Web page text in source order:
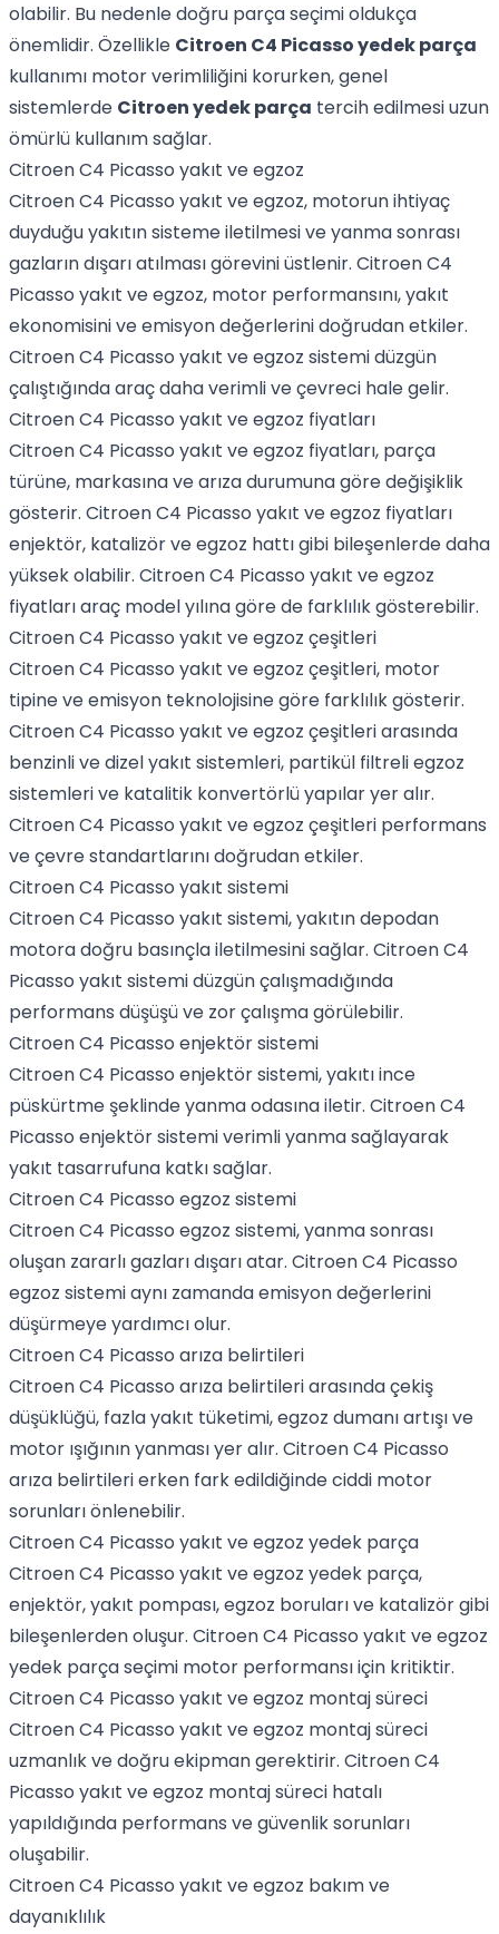
olabilir. Bu nedenle doğru parça seçimi oldukça
önemlidir. Özellikle Citroen C4 Picasso yedek parça
kullanımı motor verimliliğini korurken, genel
sistemlerde Citroen yedek parça tercih edilmesi uzun
ömürlü kullanım sağlar.
Citroen C4 Picasso yakıt ve egzoz
Citroen C4 Picasso yakıt ve egzoz, motorun ihtiyaç
duyduğu yakıtın sisteme iletilmesi ve yanma sonrası
gazların dışarı atılması görevini üstlenir. Citroen C4
Picasso yakıt ve egzoz, motor performansını, yakıt
ekonomisini ve emisyon değerlerini doğrudan etkiler.
Citroen C4 Picasso yakıt ve egzoz sistemi düzgün
çalıştığında araç daha verimli ve çevreci hale gelir.
Citroen C4 Picasso yakıt ve egzoz fiyatları
Citroen C4 Picasso yakıt ve egzoz fiyatları, parça
türüne, markasına ve arıza durumuna göre değişiklik
gösterir. Citroen C4 Picasso yakıt ve egzoz fiyatları
enjektör, katalizör ve egzoz hattı gibi bileşenlerde daha
yüksek olabilir. Citroen C4 Picasso yakıt ve egzoz
fiyatları araç model yılına göre de farklılık gösterebilir.
Citroen C4 Picasso yakıt ve egzoz çeşitleri
Citroen C4 Picasso yakıt ve egzoz çeşitleri, motor
tipine ve emisyon teknolojisine göre farklılık gösterir.
Citroen C4 Picasso yakıt ve egzoz çeşitleri arasında
benzinli ve dizel yakıt sistemleri, partikül filtreli egzoz
sistemleri ve katalitik konvertörlü yapılar yer alır.
Citroen C4 Picasso yakıt ve egzoz çeşitleri performans
ve çevre standartlarını doğrudan etkiler.
Citroen C4 Picasso yakıt sistemi
Citroen C4 Picasso yakıt sistemi, yakıtın depodan
motora doğru basınçla iletilmesini sağlar. Citroen C4
Picasso yakıt sistemi düzgün çalışmadığında
performans düşüşü ve zor çalışma görülebilir.
Citroen C4 Picasso enjektör sistemi
Citroen C4 Picasso enjektör sistemi, yakıtı ince
püskürtme şeklinde yanma odasına iletir. Citroen C4
Picasso enjektör sistemi verimli yanma sağlayarak
yakıt tasarrufuna katkı sağlar.
Citroen C4 Picasso egzoz sistemi
Citroen C4 Picasso egzoz sistemi, yanma sonrası
oluşan zararlı gazları dışarı atar. Citroen C4 Picasso
egzoz sistemi aynı zamanda emisyon değerlerini
düşürmeye yardımcı olur.
Citroen C4 Picasso arıza belirtileri
Citroen C4 Picasso arıza belirtileri arasında çekiş
düşüklüğü, fazla yakıt tüketimi, egzoz dumanı artışı ve
motor ışığının yanması yer alır. Citroen C4 Picasso
arıza belirtileri erken fark edildiğinde ciddi motor
sorunları önlenebilir.
Citroen C4 Picasso yakıt ve egzoz yedek parça
Citroen C4 Picasso yakıt ve egzoz yedek parça,
enjektör, yakıt pompası, egzoz boruları ve katalizör gibi
bileşenlerden oluşur. Citroen C4 Picasso yakıt ve egzoz
yedek parça seçimi motor performansı için kritiktir.
Citroen C4 Picasso yakıt ve egzoz montaj süreci
Citroen C4 Picasso yakıt ve egzoz montaj süreci
uzmanlık ve doğru ekipman gerektirir. Citroen C4
Picasso yakıt ve egzoz montaj süreci hatalı
yapıldığında performans ve güvenlik sorunları
oluşabilir.
Citroen C4 Picasso yakıt ve egzoz bakım ve
dayanıklılık